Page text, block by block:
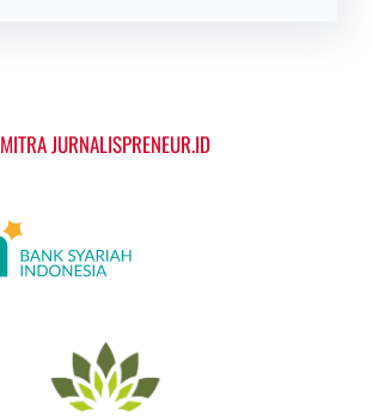
MITRA JURNALISPRENEUR.ID